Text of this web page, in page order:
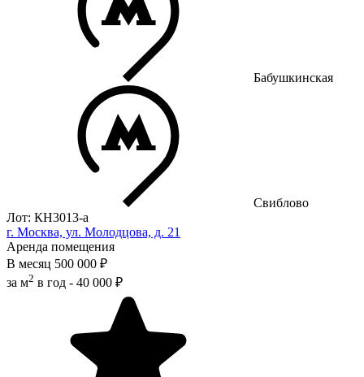
Бабушкинская
Свиблово
Лот: КН3013-a
г. Москва, ул. Молодцова, д. 21
Аренда помещения
В месяц 500 000 ₽
за м2 в год - 40 000 ₽